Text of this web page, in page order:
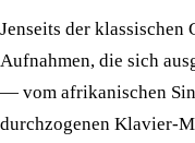
Jenseits der klassischen
Aufnahmen, die sich
— vom afrikanischen
durchzogenen Klavier-